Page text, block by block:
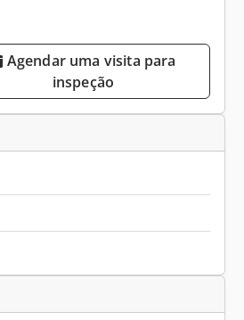
inspeção